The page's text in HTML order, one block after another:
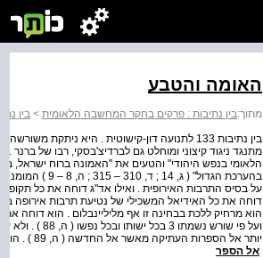
האומה והטבע
מתוך:בין נתיבות : פרקים בחקר המחשבה הלאומית > בין
בין נתיבות 133 לתנועה דון-קישוטית . היא ניתקת
מתנגד ניגוד קיצוני ומוחלט גם לברדיצ'בסקי, רבו של
בהערכת
על בסיס התרבות האירופית . ואילו אד"ג דוחה את כל
דוחה את כל האידיאל המשכילי של נטיעת תרבות אירופה
הוא מרחיק ללכת בבחינה זו אף מליליינבלום . הוא דוחה את
יותר אל
אל הספר